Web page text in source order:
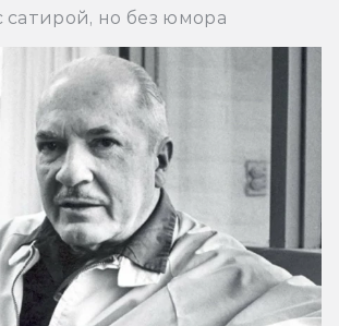
сатирой, но без юмора